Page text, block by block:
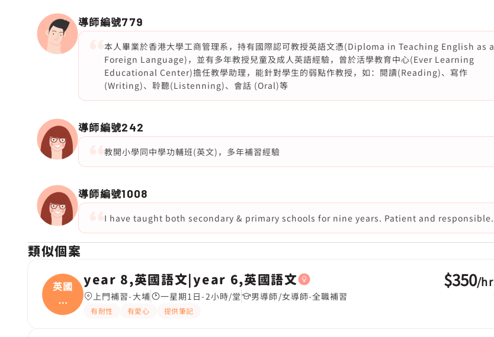
導師編號779
本人畢業於香港大學工商管理系，持有國際認可教授英語文憑(Diploma in Teaching English as a
Foreign Language)，並有多年教授兒童及成人英語經驗，曾於活學教育中心(Ever Learning
Educational Center)擔任教學助理，能針對學生的弱點作教授，如：閱讀(Reading)、寫作
(Writing)、聆聽(Listenning)、會話 (Oral)等
導師編號242
教開小學同中學功輔班(英文)，多年補習經驗
導師編號1008
I have taught both secondary & primary schools for nine years. Patient and responsible.
類似個案
英國
語
文|
year 8,英國語文|year 6,英國語文
上門補習-大埔 一星期1日-2小時/堂 男導師/女導師-全職補習
有耐性 有愛心 提供筆記
$350/hr